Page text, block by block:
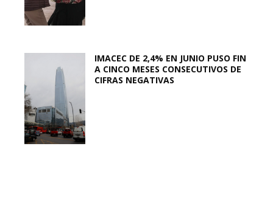
IMACEC DE 2,4% EN JUNIO PUSO FIN
A CINCO MESES CONSECUTIVOS DE
CIFRAS NEGATIVAS